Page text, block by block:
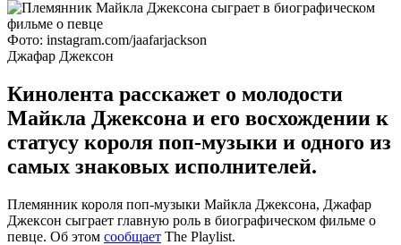
Фото: instagram.com/jaafarjackson
Джафар Джексон
Кинолента расскажет о молодости
Майкла Джексона и его восхождении к
статусу короля поп-музыки и одного из
самых знаковых исполнителей.
Племянник короля поп-музыки Майкла Джексона, Джафар
Джексон сыграет главную роль в биографическом фильме о
певце. Об этом сообщает The Playlist.